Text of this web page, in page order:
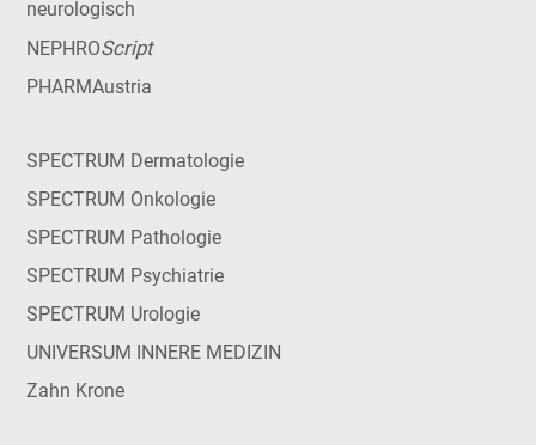
neurologisch
NEPHROScript
PHARMAustria
SPECTRUM Dermatologie
SPECTRUM Onkologie
SPECTRUM Pathologie
SPECTRUM Psychiatrie
SPECTRUM Urologie
UNIVERSUM INNERE MEDIZIN
Zahn Krone